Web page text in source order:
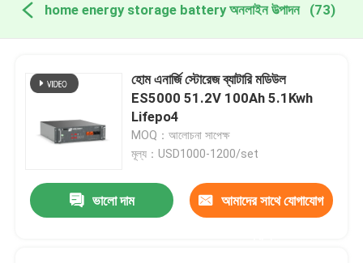
home energy storage battery অনলাইন উত্পাদন (73)
হোম এনার্জি স্টোরেজ ব্যাটারি মডিউল
ES5000 51.2V 100Ah 5.1Kwh
Lifepo4
MOQ：আলোচনা সাপেক্ষ
মূল্য：USD1000-1200/set
ভালো দাম আমাদের সাথে যোগাযোগ